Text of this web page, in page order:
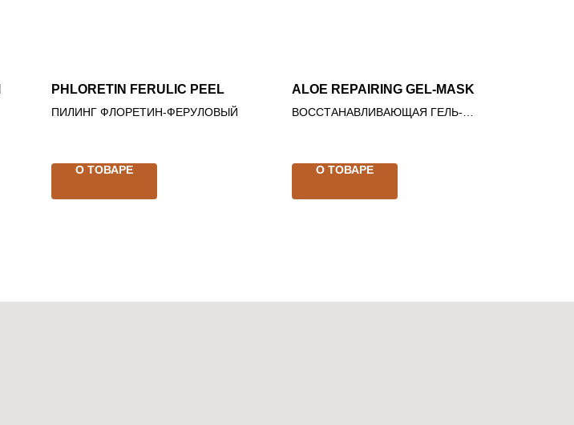
PHLORETIN FERULIC PEEL
ПИЛИНГ ФЛОРЕТИН-ФЕРУЛОВЫЙ
О ТОВАРЕ
ALOE REPAIRING GEL-MASK
ВОССТАНАВЛИВАЮЩАЯ ГЕЛЬ-
О ТОВАРЕ